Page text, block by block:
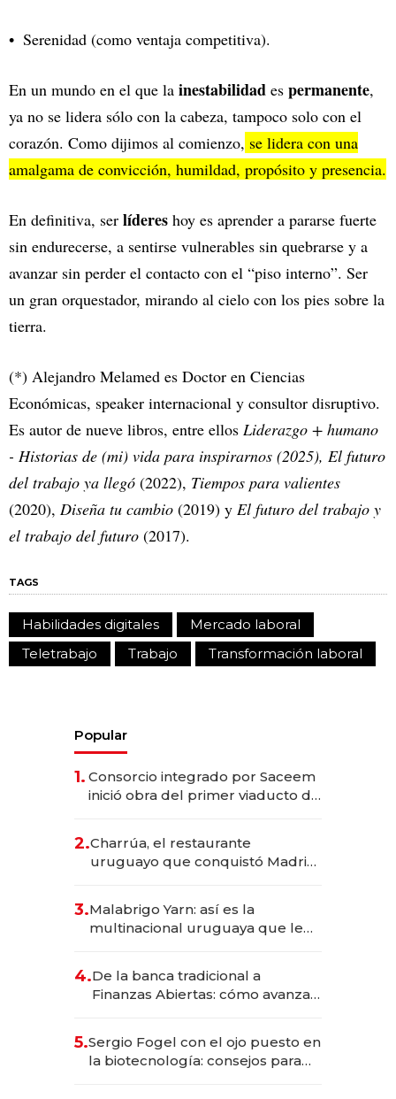
Serenidad (como ventaja competitiva).
En un mundo en el que la inestabilidad es permanente,
ya no se lidera sólo con la cabeza, tampoco solo con el
corazón. Como dijimos al comienzo, se lidera con una
amalgama de convicción, humildad, propósito y presencia.
En definitiva, ser líderes hoy es aprender a pararse fuerte
sin endurecerse, a sentirse vulnerables sin quebrarse y a
avanzar sin perder el contacto con el “piso interno”. Ser
un gran orquestador, mirando al cielo con los pies sobre la
tierra.
(*) Alejandro Melamed es Doctor en Ciencias
Económicas, speaker internacional y consultor disruptivo.
Es autor de nueve libros, entre ellos Liderazgo + humano
- Historias de (mi) vida para inspirarnos (2025), El futuro
del trabajo ya llegó (2022), Tiempos para valientes
(2020), Diseña tu cambio (2019) y El futuro del trabajo y
el trabajo del futuro (2017).
TAGS
Habilidades digitales
Mercado laboral
Teletrabajo
Trabajo Transformación laboral
Popular
1. Consorcio integrado por Saceem
inició obra del primer viaducto de
millones
2.Charrúa, el restaurante
uruguayo que conquistó Madrid:
anticipación y prepara apertura
3.Malabrigo Yarn: así es la
multinacional uruguaya que le
4.De la banca tradicional a
Finanzas Abiertas: cómo avanza
5.Sergio Fogel con el ojo puesto en
la biotecnología: consejos para